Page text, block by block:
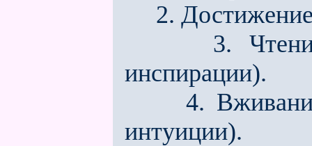
2. Достижение
3. Чтение
инспирации).
4. Вживание
интуиции).